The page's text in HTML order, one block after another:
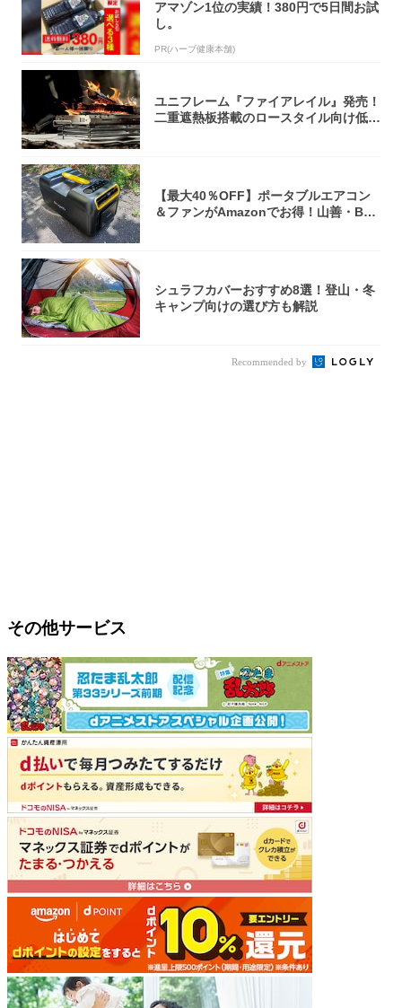
アマゾン1位の実績！380円で5日間お試
し。
PR(ハーブ健康本舗)
ユニフレーム『ファイアレイル』発売！
二重遮熱板搭載のロースタイル向け低型
【最大40％OFF】ポータブルエアコン
＆ファンがAmazonでお得！山善・Bo
シュラフカバーおすすめ8選！登山・冬
キャンプ向けの選び方も解説
Recommended by
その他サービス